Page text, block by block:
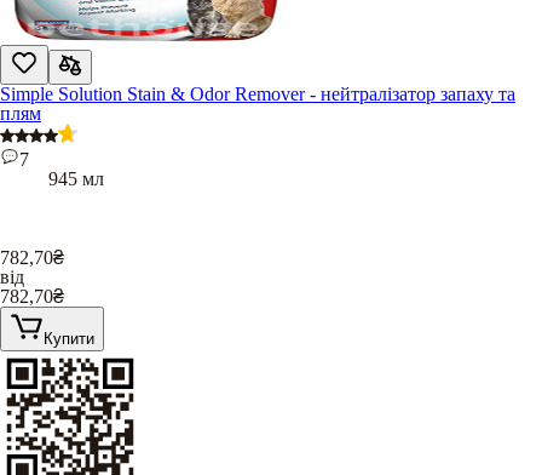
Simple Solution Stain & Odor Remover - нейтралізатор запаху та
плям
7
945 мл
782,70₴
від
782,70₴
Купити